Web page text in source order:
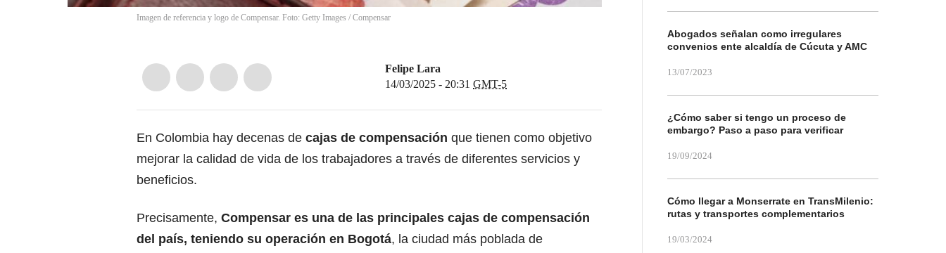
Imagen de referencia y logo de Compensar. Foto: Getty Images / Compensar
Felipe Lara
14/03/2025 - 20:31 GMT-5
En Colombia hay decenas de cajas de compensación que tienen como objetivo
mejorar la calidad de vida de los trabajadores a través de diferentes servicios y
beneficios.
Precisamente, Compensar es una de las principales cajas de compensación
del país, teniendo su operación en Bogotá, la ciudad más poblada de
Abogados señalan como irregulares
convenios ente alcaldía de Cúcuta y AMC
13/07/2023
¿Cómo saber si tengo un proceso de
embargo? Paso a paso para verificar
19/09/2024
Cómo llegar a Monserrate en TransMilenio:
rutas y transportes complementarios
19/03/2024